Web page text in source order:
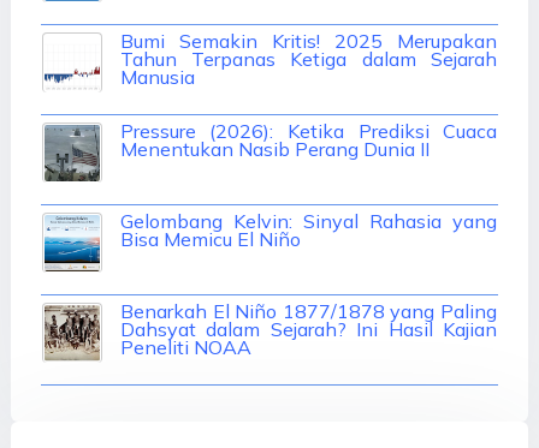
Bumi Semakin Kritis! 2025 Merupakan
Tahun Terpanas Ketiga dalam Sejarah
Manusia
Pressure (2026): Ketika Prediksi Cuaca
Menentukan Nasib Perang Dunia II
Gelombang Kelvin: Sinyal Rahasia yang
Bisa Memicu El Niño
Benarkah El Niño 1877/1878 yang Paling
Dahsyat dalam Sejarah? Ini Hasil Kajian
Peneliti NOAA